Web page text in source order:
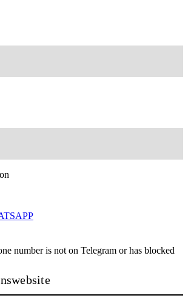
number is not on Telegram or has blocked